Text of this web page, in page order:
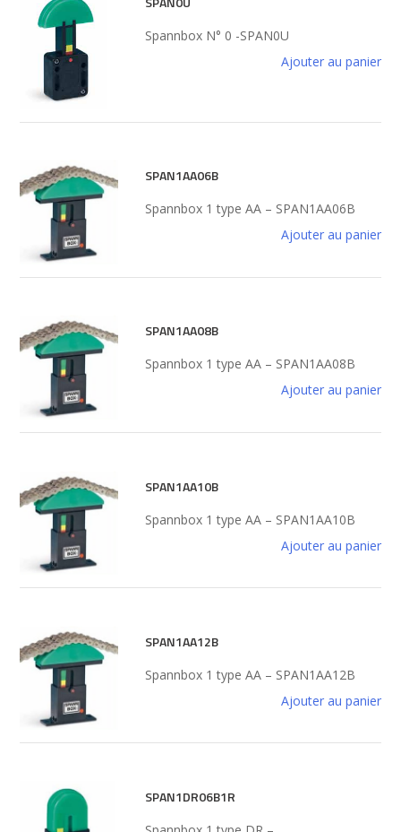
Spannbox N° 0 -SPAN0U
Ajouter au panier
SPAN1AA06B
Spannbox 1 type AA – SPAN1AA06B
Ajouter au panier
SPAN1AA08B
Spannbox 1 type AA – SPAN1AA08B
Ajouter au panier
SPAN1AA10B
Spannbox 1 type AA – SPAN1AA10B
Ajouter au panier
SPAN1AA12B
Spannbox 1 type AA – SPAN1AA12B
Ajouter au panier
SPAN1DR06B1R